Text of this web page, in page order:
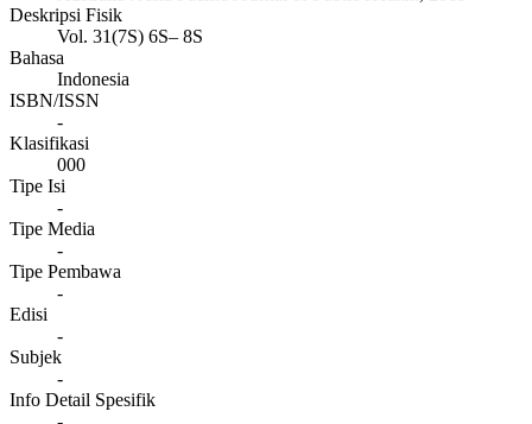
Deskripsi Fisik
Vol. 31(7S) 6S– 8S
Bahasa
Indonesia
ISBN/ISSN
-
Klasifikasi
000
Tipe Isi
-
Tipe Media
-
Tipe Pembawa
-
Edisi
-
Subjek
-
Info Detail Spesifik